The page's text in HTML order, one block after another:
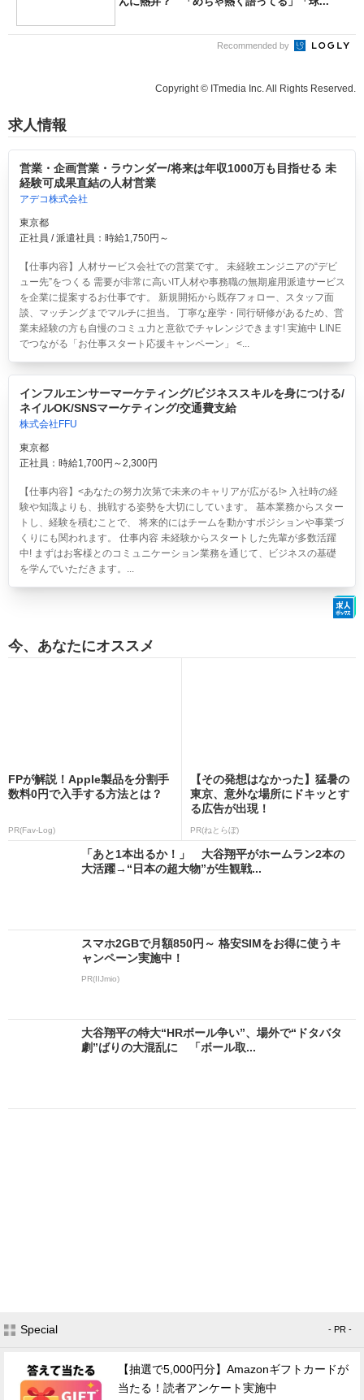
Recommended by
Copyright © ITmedia Inc. All Rights Reserved.
求人情報
営業・企画営業・ラウンダー/将来は年収1000万も目指せる 未
経験可成果直結の人材営業
アデコ株式会社
東京都
正社員 / 派遣社員：時給1,750円～
【仕事内容】人材サービス会社での営業です。 未経験エンジニアの“デビ
ュー先”をつくる 需要が非常に高いIT人材や事務職の無期雇用派遣サービス
を企業に提案するお仕事です。 新規開拓から既存フォロー、スタッフ面
談、マッチングまでマルチに担当。 丁寧な座学・同行研修があるため、営
業未経験の方も自慢のコミュ力と意欲でチャレンジできます! 実施中 LINE
でつながる「お仕事スタート応援キャンペーン」 <...
インフルエンサーマーケティング/ビジネススキルを身につける/
ネイルOK/SNSマーケティング/交通費支給
株式会社FFU
東京都
正社員：時給1,700円～2,300円
【仕事内容】<あなたの努力次第で未来のキャリアが広がる!> 入社時の経
験や知識よりも、挑戦する姿勢を大切にしています。 基本業務からスター
トし、経験を積むことで、 将来的にはチームを動かすポジションや事業づ
くりにも関われます。 仕事内容 未経験からスタートした先輩が多数活躍
中! まずはお客様とのコミュニケーション業務を通じて、ビジネスの基礎
を学んでいただきます。...
今、あなたにオススメ
FPが解説！Apple製品を分割手
数料0円で入手する方法とは？
PR(Fav-Log)
【その発想はなかった】猛暑の
東京、意外な場所にドキッとす
る広告が出現！
PR(ねとらぼ)
「あと1本出るか！」 大谷翔平がホームラン2本の
大活躍→“日本の超大物”が生観戦...
スマホ2GBで月額850円～ 格安SIMをお得に使うキ
ャンペーン実施中！
PR(IIJmio)
大谷翔平の特大“HRボール争い”、場外で“ドタバタ
劇”ばりの大混乱に 「ボール取...
Special - PR -
【抽選で5,000円分】Amazonギフトカードが
当たる！読者アンケート実施中